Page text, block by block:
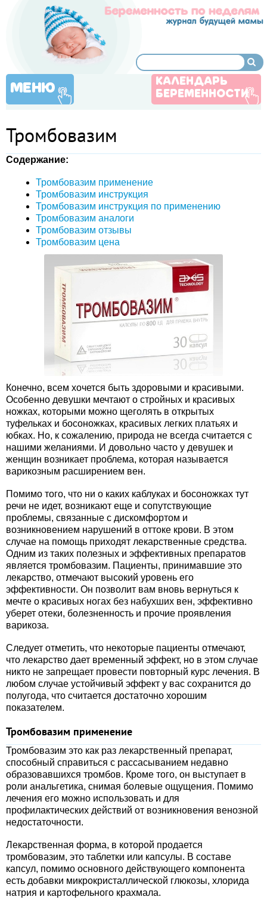
МЕНЮ
КАЛЕНДАРЬ
БЕРЕМЕННОСТИ
Тромбовазим
Содержание:
Тромбовазим применение
Тромбовазим инструкция
Тромбовазим инструкция по применению
Тромбовазим аналоги
Тромбовазим отзывы
Тромбовазим цена
Конечно, всем хочется быть здоровыми и красивыми.
Особенно девушки мечтают о стройных и красивых
ножках, которыми можно щеголять в открытых
туфельках и босоножках, красивых легких платьях и
юбках. Но, к сожалению, природа не всегда считается с
нашими желаниями. И довольно часто у девушек и
женщин возникает проблема, которая называется
варикозным расширением вен.
Помимо того, что ни о каких каблуках и босоножках тут
речи не идет, возникают еще и сопутствующие
проблемы, связанные с дискомфортом и
возникновением нарушений в оттоке крови. В этом
случае на помощь приходят лекарственные средства.
Одним из таких полезных и эффективных препаратов
является тромбовазим. Пациенты, принимавшие это
лекарство, отмечают высокий уровень его
эффективности. Он позволит вам вновь вернуться к
мечте о красивых ногах без набухших вен, эффективно
уберет отеки, болезненность и прочие проявления
варикоза.
Следует отметить, что некоторые пациенты отмечают,
что лекарство дает временный эффект, но в этом случае
никто не запрещает провести повторный курс лечения. В
любом случае устойчивый эффект у вас сохранится до
полугода, что считается достаточно хорошим
показателем.
Тромбовазим применение
Тромбовазим это как раз лекарственный препарат,
способный справиться с рассасыванием недавно
образовавшихся тромбов. Кроме того, он выступает в
роли анальгетика, снимая болевые ощущения. Помимо
лечения его можно использовать и для
профилактических действий от возникновения венозной
недостаточности.
Лекарственная форма, в которой продается
тромбовазим, это таблетки или капсулы. В составе
капсул, помимо основного действующего компонента
есть добавки микрокристаллической глюкозы, хлорида
натрия и картофельного крахмала.